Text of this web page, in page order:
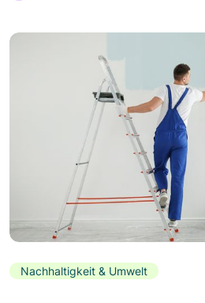
Nachhaltigkeit & Umwelt